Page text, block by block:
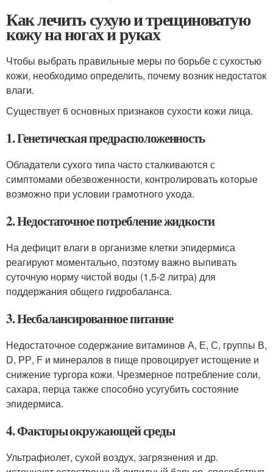
Как лечить сухую и трещиноватую
кожу на ногах и руках
Чтобы выбрать правильные меры по борьбе с сухостью
кожи, необходимо определить, почему возник недостаток
влаги.
Существует 6 основных признаков сухости кожи лица.
1. Генетическая предрасположенность
Обладатели сухого типа часто сталкиваются с
симптомами обезвоженности, контролировать которые
возможно при условии грамотного ухода.
2. Недостаточное потребление жидкости
На дефицит влаги в организме клетки эпидермиса
реагируют моментально, поэтому важно выпивать
суточную норму чистой воды (1,5-2 литра) для
поддержания общего гидробаланса.
3. Несбалансированное питание
Недостаточное содержание витаминов А, Е, С, группы В,
D, РР, F и минералов в пище провоцирует истощение и
снижение тургора кожи. Чрезмерное потребление соли,
сахара, перца также способно усугубить состояние
эпидермиса.
4. Факторы окружающей среды
Ультрафиолет, сухой воздух, загрязнения и др.